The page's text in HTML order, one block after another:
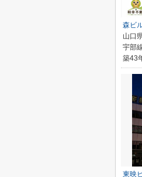
森ビ
山口
宇部
築43
東映